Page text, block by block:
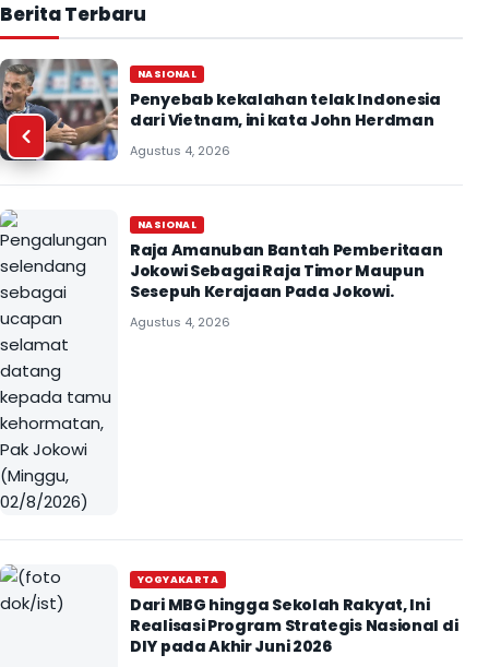
Berita Terbaru
NASIONAL
Penyebab kekalahan telak Indonesia
dari Vietnam, ini kata John Herdman
Agustus 4, 2026
NASIONAL
Raja Amanuban Bantah Pemberitaan
Jokowi Sebagai Raja Timor Maupun
Sesepuh Kerajaan Pada Jokowi.
Agustus 4, 2026
YOGYAKARTA
Dari MBG hingga Sekolah Rakyat, Ini
Realisasi Program Strategis Nasional di
DIY pada Akhir Juni 2026